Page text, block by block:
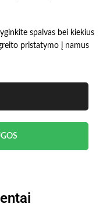
spalvas bei kiekius
pristatymo į namus